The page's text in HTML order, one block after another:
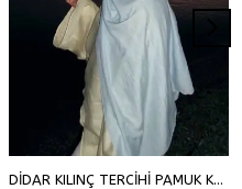
DİDAR KILINÇ TERCİHİ PAMUK KRAŞ ŞAL